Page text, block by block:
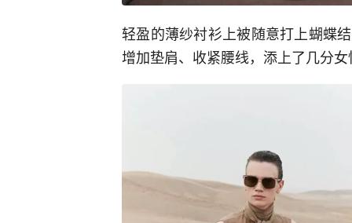
轻盈的薄纱衬衫上被随意打上蝴蝶
增加垫肩、收紧腰线，添上了几分